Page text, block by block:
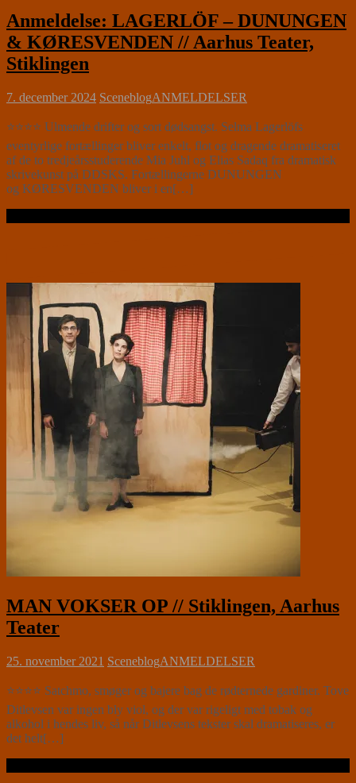
Anmeldelse: LAGERLÖF – DUNUNGEN
& KØRESVENDEN // Aarhus Teater,
Stiklingen
7. december 2024 SceneblogANMELDELSER
⭐⭐⭐⭐ Ulmende drifter og sort dødsangst. Selma Lagerlöfs
eventyrlige fortællinger bliver enkelt, flot og dragende dramatiseret
af de to tredjeårsstuderende Mia Juhl og Elias Sadaq fra dramatisk
skrivekunst på DDSKS. Fortællingerne DUNUNGEN
og KØRESVENDEN bliver i en[…]
MAN VOKSER OP // Stiklingen, Aarhus
Teater
25. november 2021 SceneblogANMELDELSER
⭐⭐⭐⭐ Satchmo, smøger og bajere bag de rødternede gardiner. Tove
Ditlevsen var ingen bly viol, og der var rigeligt med tobak og
alkohol i hendes liv, så når Ditlevsens tekster skal dramatiseres, er
det helt[…]